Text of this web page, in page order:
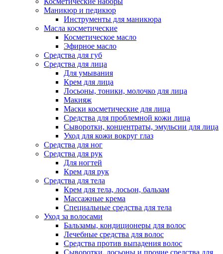
Маникюр и педикюр
Инструменты для маникюра
Масла косметические
Косметическое масло
Эфирное масло
Средства для губ
Средства для лица
Для умывания
Крем для лица
Лосьоны, тоники, молочко для лица
Макияж
Маски косметические для лица
Средства для проблемной кожи лица
Сыворотки, концентраты, эмульсии для лица
Уход для кожи вокруг глаз
Средства для ног
Средства для рук
Для ногтей
Крем для рук
Средства для тела
Крем для тела, лосьон, бальзам
Массажные крема
Специальные средства для тела
Уход за волосами
Бальзамы, кондиционеры для волос
Лечебные средства для волос
Средства против выпадения волос
Сыворотки, лосьоны и прочие средства для